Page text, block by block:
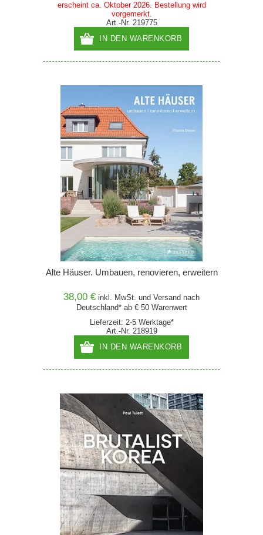
erscheint ca. Oktober 2026. Bestellung wird
vorgemerkt.
Art.-Nr. 219775
IN DEN WARENKORB
Alte Häuser. Umbauen, renovieren, erweitern
38,00 € inkl. MwSt. und Versand nach
Deutschland* ab € 50 Warenwert
Lieferzeit: 2-5 Werktage*
Art.-Nr. 218919
IN DEN WARENKORB